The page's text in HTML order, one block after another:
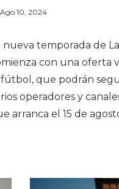
Ago 10, 2024
nueva temporada de
con una oferta
que podrán
operadores y
arranca el 15 de